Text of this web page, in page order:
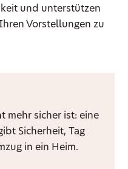
und unterstützen
Vorstellungen zu
mehr sicher ist: eine
Sicherheit, Tag
in ein Heim.